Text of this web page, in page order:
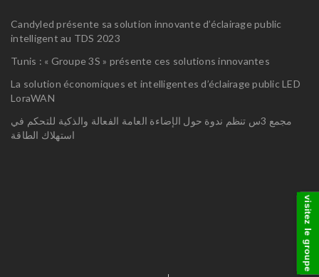
Candyled présente sa solution innovante d’éclairage public
intelligent au TDS 2023
Tunis : « Groupe 3S » présente ces solutions innovantes
La solution économiques et intelligentes d’éclairage public LED
LoraWAN
مجمع 3س تنظم ندوة حول الإضاءة العامة الفعالة والذكية للتحكم في
استهلاك الطاقة
visitez le groupe